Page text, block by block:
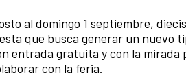
al domingo 1 septiembre,
que busca generar un nuevo
entrada gratuita y con la mirada
con la feria.